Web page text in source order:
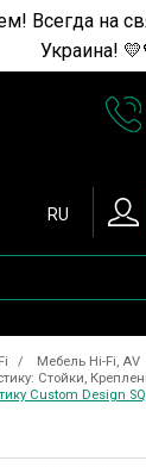
Всегда на
Украина!
RU
Мебель Hi-Fi, AV
Стойки,
Custom Design